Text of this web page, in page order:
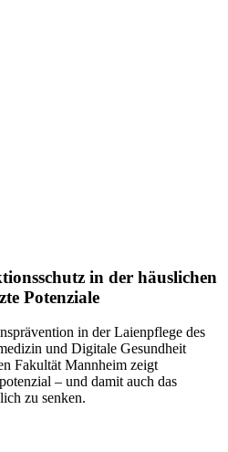
in der häuslichen
Potenziale
in der Laienpflege des
und Digitale Gesundheit
Fakultät Mannheim zeigt
– und damit auch das
zu senken.